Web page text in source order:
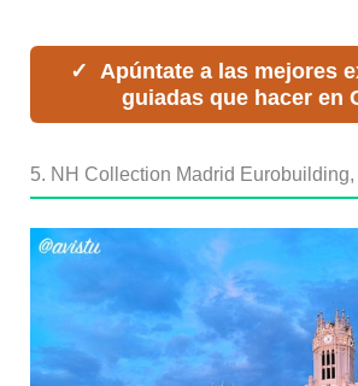
Apúntate a las mejores
guiadas que hacer en
5. NH Collection Madrid Eurobuilding,